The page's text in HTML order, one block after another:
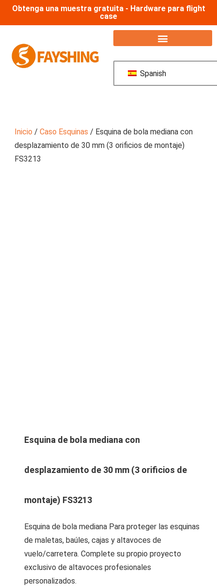
Obtenga una muestra gratuita - Hardware para flight
case
Spanish
Inicio / Caso Esquinas / Esquina de bola mediana con
desplazamiento de 30 mm (3 orificios de montaje)
FS3213
Esquina de bola mediana con
desplazamiento de 30 mm (3 orificios de
montaje) FS3213
Esquina de bola mediana Para proteger las esquinas
de maletas, baúles, cajas y altavoces de
vuelo/carretera. Complete su propio proyecto
exclusivo de altavoces profesionales
personalizados.